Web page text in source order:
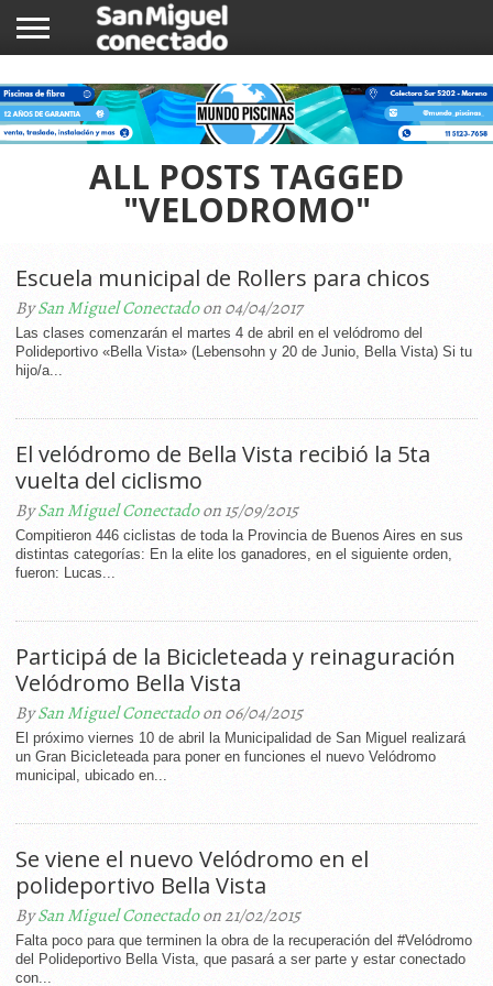
NOTICIAS
COMUNIDAD
COMERCIOS
ALL POSTS TAGGED
"VELODROMO"
Escuela municipal de Rollers para chicos
BySan Miguel Conectadoon 04/04/2017
Las clases comenzarán el martes 4 de abril en el velódromo del
Polideportivo «Bella Vista» (Lebensohn y 20 de Junio, Bella Vista) Si tu
hijo/a...
El velódromo de Bella Vista recibió la 5ta
vuelta del ciclismo
BySan Miguel Conectadoon 15/09/2015
Compitieron 446 ciclistas de toda la Provincia de Buenos Aires en sus
distintas categorías: En la elite los ganadores, en el siguiente orden,
fueron: Lucas...
Participá de la Bicicleteada y reinaguración
Velódromo Bella Vista
BySan Miguel Conectadoon 06/04/2015
El próximo viernes 10 de abril la Municipalidad de San Miguel realizará
un Gran Bicicleteada para poner en funciones el nuevo Velódromo
municipal, ubicado en...
Se viene el nuevo Velódromo en el
polideportivo Bella Vista
BySan Miguel Conectadoon 21/02/2015
Falta poco para que terminen la obra de la recuperación del #Velódromo
del Polideportivo Bella Vista, que pasará a ser parte y estar conectado
con...